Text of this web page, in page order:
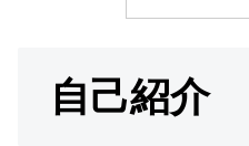
自己紹介